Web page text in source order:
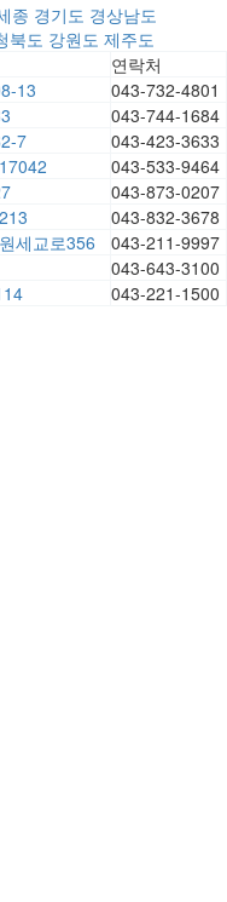
종 경기도 경상남도
북도 강원도 제주도
연락처
13
043-732-4801
043-744-1684
7
043-423-3633
043-533-9464
043-873-0207
043-832-3678
세교로356
043-211-9997
043-643-3100
043-221-1500